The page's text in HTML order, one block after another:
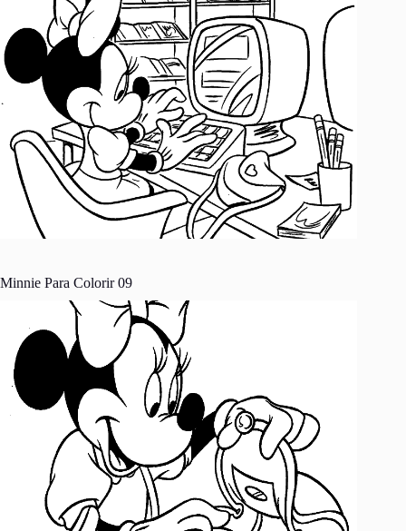
Minnie Para Colorir 09